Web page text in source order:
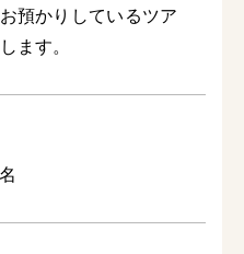
預かりしているツア
ます。